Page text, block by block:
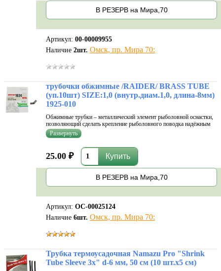
В РЕЗЕРВ на Мира,70
Артикул: 00-00009955
Наличие 2шт. Омск, пр. Мира 70:
трубочки обжимные /RAIDER/ BRASS TUBE
(уп.10шт) SIZE:1,0 (внутр.диам.1,0, длина-8мм)
1925-010
Обжимные трубки – металлический элемент рыболовной оснастки,
позволяющий сделать крепление рыболовного поводка надёжным
без использования узлов – как известно, они существенно
уменьшают прочность монофильной лески. Диаметр трубки должен
25.00 ₽
В РЕЗЕРВ на Мира,70
Артикул: ОС-00025124
Наличие 6шт. Омск, пр. Мира 70:
Трубка термоусадочная Namazu Pro "Shrink
Tube Sleeve 3x" d-6 мм, 50 см (10 шт.х5 см)